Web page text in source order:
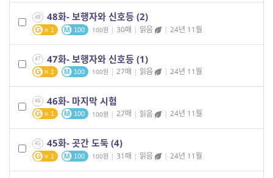
48 48화- 보행자와 신호등 (2)
1 100 100 | 30매 | 읽음 | 24년 11월
47 47화- 보행자와 신호등 (1)
1 100 100 | 27매 | 읽음 | 24년 11월
46 46화- 마지막 시험
1 100 100 | 27매 | 읽음 | 24년 11월
45 45화- 곳간 도둑 (4)
1 100 100 | 31매 | 읽음 | 24년 11월